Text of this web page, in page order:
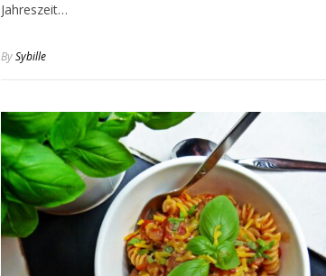
Jahreszeit…
BySybille